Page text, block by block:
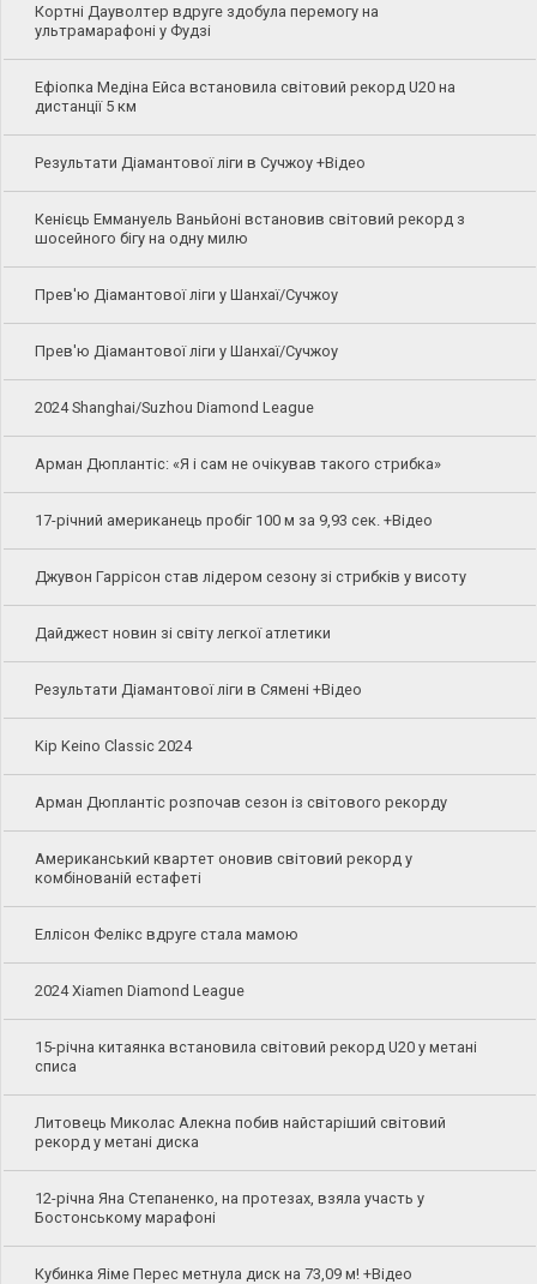
Кортні Дауволтер вдруге здобула перемогу на
ультрамарафоні у Фудзі
Ефіопка Медіна Ейса встановила світовий рекорд U20 на
дистанції 5 км
Результати Діамантової ліги в Сучжоу +Відео
Кенієць Еммануель Ваньйоні встановив світовий рекорд з
шосейного бігу на одну милю
Прев'ю Діамантової ліги у Шанхаї/Сучжоу
Прев'ю Діамантової ліги у Шанхаї/Сучжоу
2024 Shanghai/Suzhou Diamond League
Арман Дюплантіс: «Я і сам не очікував такого стрибка»
17-річний американець пробіг 100 м за 9,93 сек. +Відео
Джувон Гаррісон став лідером сезону зі стрибків у висоту
Дайджест новин зі світу легкої атлетики
Результати Діамантової ліги в Сямені +Відео
Kip Keino Classic 2024
Арман Дюплантіс розпочав сезон із світового рекорду
Американський квартет оновив світовий рекорд у
комбінованій естафеті
Еллісон Фелікс вдруге стала мамою
2024 Xiamen Diamond League
15-річна китаянка встановила світовий рекорд U20 у метані
списа
Литовець Миколас Алекна побив найстаріший світовий
рекорд у метані диска
12-річна Яна Степаненко, на протезах, взяла участь у
Бостонському марафоні
Кубинка Яіме Перес метнула диск на 73,09 м! +Відео